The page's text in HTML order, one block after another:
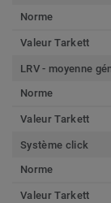
Norme
Valeur Tarkett
LRV - moyenne
Norme
Valeur Tarkett
Système click
Norme
Valeur Tarkett